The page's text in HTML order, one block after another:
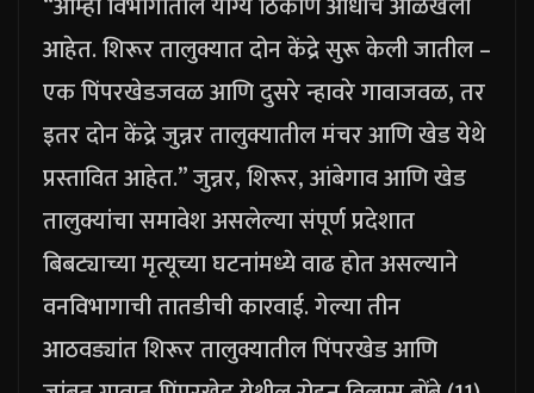
आहेत. शिरूर तालुक्यात दोन केंद्रे सुरू केली जातील –
एक पिंपरखेडजवळ आणि दुसरे न्हावरे गावाजवळ, तर
इतर दोन केंद्रे जुन्नर तालुक्यातील मंचर आणि खेड येथे
प्रस्तावित आहेत.”जुन्नर, शिरूर, आंबेगाव आणि खेड
तालुक्यांचा समावेश असलेल्या संपूर्ण प्रदेशात
बिबट्याच्या मृत्यूच्या घटनांमध्ये वाढ होत असल्याने
वनविभागाची तातडीची कारवाई. गेल्या तीन
आठवड्यांत शिरूर तालुक्यातील पिंपरखेड आणि